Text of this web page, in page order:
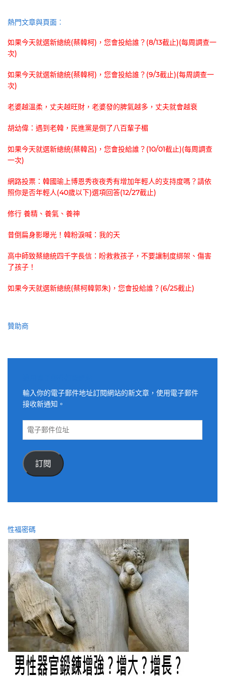
熱門文章與頁面︰
如果今天就選新總統(蔡韓柯)，您會投給誰？(8/13截止)(每周調查一
次)
如果今天就選新總統(蔡韓柯)，您會投給誰？(9/3截止)(每周調查一
次)
老婆越溫柔，丈夫越旺財，老婆發的脾氣越多，丈夫就會越衰
胡幼偉：遇到老韓，民進黨是倒了八百輩子楣
如果今天就選新總統(蔡韓呂)，您會投給誰？(10/01截止)(每周調查
一次)
網路投票：韓國瑜上博恩秀夜夜秀有增加年輕人的支持度嗎？請依
照你是否年輕人(40歲以下)選項回答(12/27截止)
修行 養精、養氣、養神
昔倒扁身影曝光！韓粉淚喊：我的天
高中師致蔡總統四千字長信：盼救救孩子，不要讓制度綁架、傷害
了孩子！
如果今天就選新總統(蔡柯韓郭朱)，您會投給誰？(6/25截止)
贊助商
輸入你的電子郵件地址訂閱網站的新文章，使用電子郵件
接收新通知。
電
件
位
訂閱
性福密碼